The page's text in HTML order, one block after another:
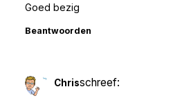
Goed bezig
Beantwoorden
Chrisschreef: